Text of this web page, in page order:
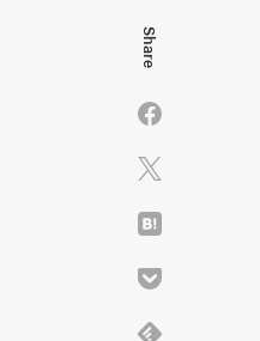
Share